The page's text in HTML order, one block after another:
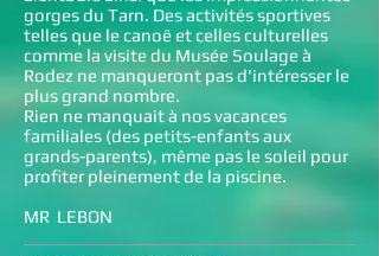
gorges du Tarn. Des activités sportives
telles que le canoë et celles culturelles
comme la visite du Musée Soulage à
Rodez ne manqueront pas d'intéresser le
plus grand nombre.
Rien ne manquait à nos vacances
familiales (des petits-enfants aux
grands-parents), même pas le soleil pour
profiter pleinement de la piscine.
MR LEBON